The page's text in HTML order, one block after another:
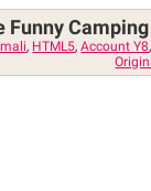
Funny
, HTML5,Account Y8